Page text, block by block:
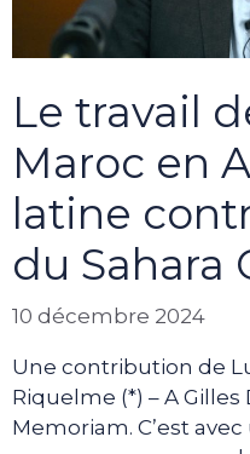
Le travail
Maroc en
latine
du Sahara
10 décembre 2024
Une contribution de
Riquelme (*) – A Gilles
Memoriam. C’est